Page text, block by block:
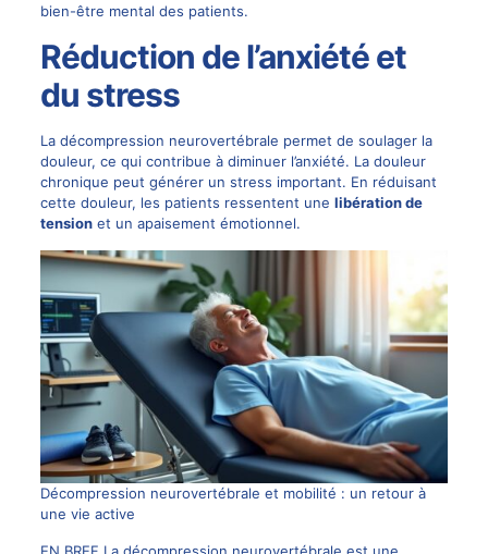
bien-être mental des patients.
Réduction de l’anxiété et
du stress
La décompression neurovertébrale permet de soulager la
douleur, ce qui contribue à diminuer l’anxiété. La douleur
chronique peut générer un stress important. En réduisant
cette douleur, les patients ressentent une libération de
tensionet un apaisement émotionnel.
Décompression neurovertébrale et mobilité : un retour à
une vie active
EN BREF La décompression neurovertébrale est une